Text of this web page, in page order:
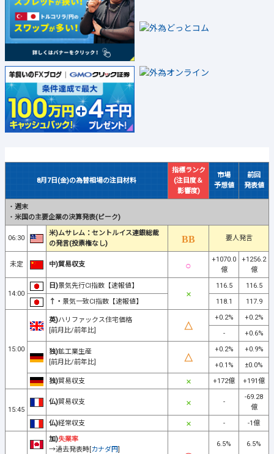
8月7日(金)の為替相場の注目材料
指標ランク
(注目度＆
影響度)
市場
予想値
前回
発表値
・ 週末
・ 米国の主要企業の決算発表(ピーク)
06:30
米)ムサレム：セントルイス連銀総裁
の発言(投票権なし)
要人発言
未定 中)貿易収支
+1070.0
億
+1256.2
億
14:00
日)景気先行CI指数【速報値】 116.5
116.5
↑・ 景気一致CI指数【速報値】 118.1 117.9
15:00
英)ハリファックス住宅価格
[前月比/前年比]
+0.2%
+0.2%
-
+0.6%
独)鉱工業生産
[前月比/前年比]
+0.2%
+0.9%
+0.1%
±0.0%
独)貿易収支 +172億 +191億
15:45
仏)貿易収支 -
-69.28
億
仏)経常収支 - -1億
加)失業率
→過去発表時[カナダ円]
6.5% 6.5%